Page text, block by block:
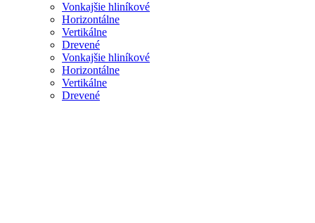
Vonkajšie hliníkové
Horizontálne
Vertikálne
Drevené
Vonkajšie hliníkové
Horizontálne
Vertikálne
Drevené